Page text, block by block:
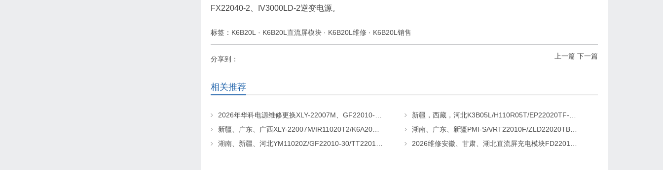
FX22040-2、IV3000LD-2逆变电源。
标签： K6B20L · K6B20L直流屏模块 · K6B20L维修 · K6B20L销售
上一篇 下一篇
分享到：
相关推荐
湖南、广东、新疆PMI-SA/RT22010F/ZLD22020TB电源模块维修更换